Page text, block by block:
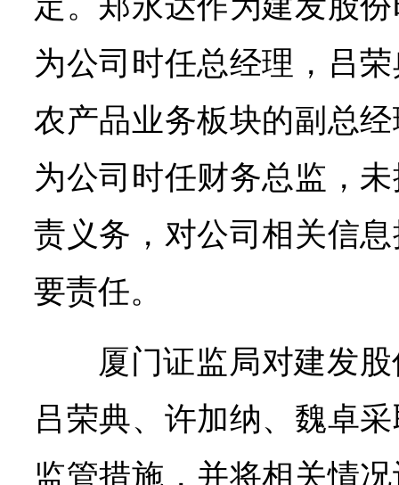
为公司时任总经理，吕
农产品业务板块的副总
为公司时任财务总监，
责义务，对公司相关信
要责任。
厦门证监局对建发
吕荣典、许加纳、魏卓
监管措施，并将相关情